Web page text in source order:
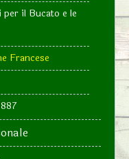
il Bucato e le
Francese